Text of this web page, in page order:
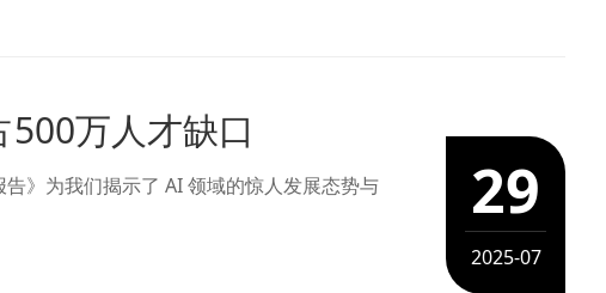
500万人才缺口
》为我们揭示了 AI 领域的惊人发展态势与
29
2025-07